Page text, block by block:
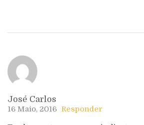
José Carlos
16 Maio, 2016 Responder